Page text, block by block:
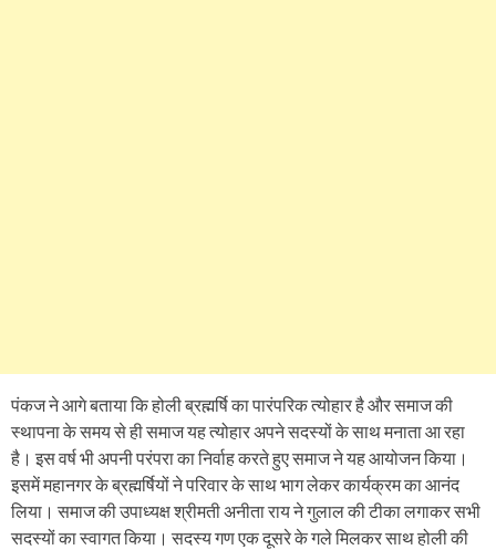
पंकज ने आगे बताया कि होली ब्रह्मर्षि का पारंपरिक त्योहार है और समाज की
स्थापना के समय से ही समाज यह त्योहार अपने सदस्यों के साथ मनाता आ रहा
है। इस वर्ष भी अपनी परंपरा का निर्वाह करते हुए समाज ने यह आयोजन किया।
इसमें महानगर के ब्रह्मर्षियों ने परिवार के साथ भाग लेकर कार्यक्रम का आनंद
लिया। समाज की उपाध्यक्ष श्रीमती अनीता राय ने गुलाल की टीका लगाकर सभी
सदस्यों का स्वागत किया। सदस्य गण एक दूसरे के गले मिलकर साथ होली की